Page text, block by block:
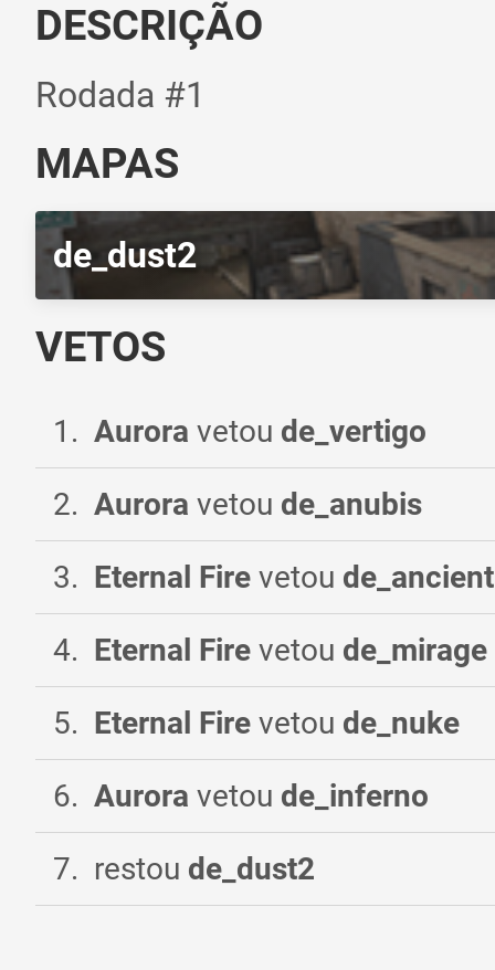
DESCRIÇÃO
Rodada #1
MAPAS
de_dust2
VETOS
1 . Aurora vetou de_vertigo
2. Aurora vetou de_anubis
3. Eternal Fire vetou de_ancient
4. Eternal Fire vetou de_mirage
5. Eternal Fire vetou de_nuke
6. Aurora vetou de_inferno
7. restou de_dust2